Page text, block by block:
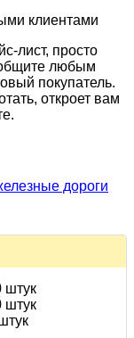
клиентами
лист, просто
любым
покупатель.
откроет вам
дороги
штук
штук